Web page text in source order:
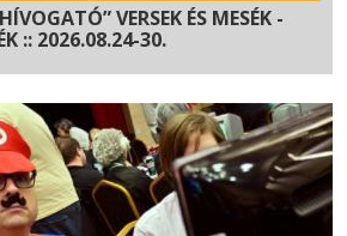
VERSEK ÉS MESÉK -
:: 2026.08.24-30.